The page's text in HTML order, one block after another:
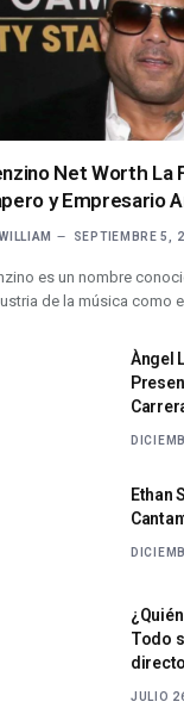
Net Worth La
y Empresario
WILLIAM SEPTIEMBRE 5,
es un nombre
de la música como
Àngel
Ethan
Todo
JULIO